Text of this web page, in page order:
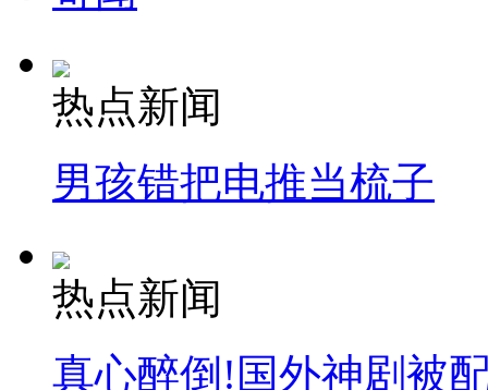
热点新闻
男孩错把电推当梳子
热点新闻
真心醉倒!国外神剧被